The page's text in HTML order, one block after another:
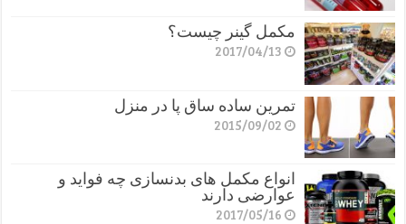
مکمل گینر چیست؟
2017/04/13
تمرین ساده ساق پا در منزل
2015/09/02
انواع مکمل های بدنسازی چه فواید و
عوارضی دارند
2017/05/16